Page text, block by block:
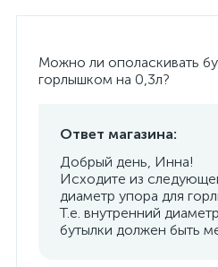
Можно ли ополаскивать
горлышком на 0,3л?
Ответ магазина:
Добрый день, Инна!
Исходите из
диаметр упора для
Т.е. внутренний
бутылки должен быть